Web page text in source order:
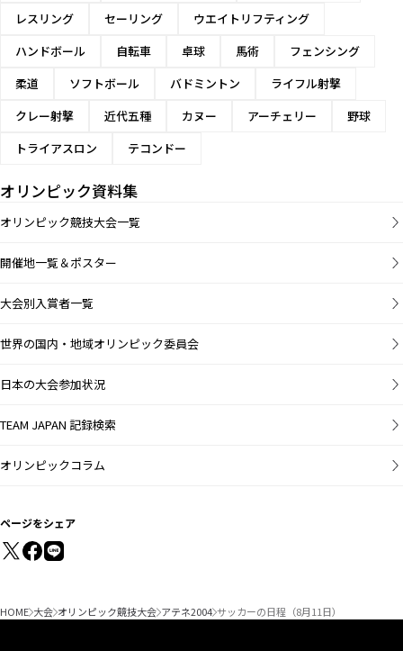
レスリング
セーリング
ウエイトリフティング
ハンドボール
自転車 卓球 馬術
フェンシング
柔道
ソフトボール バドミントン
ライフル射撃
クレー射撃
近代五種 カヌー アーチェリー
野球
トライアスロン
テコンドー
オリンピック資料集
オリンピック競技大会一覧
開催地一覧＆ポスター
大会別入賞者一覧
世界の国内・地域オリンピック委員会
日本の大会参加状況
TEAM JAPAN 記録検索
オリンピックコラム
ページをシェア
HOME 大会 オリンピック競技大会 アテネ2004 サッカーの日程（8月11日）